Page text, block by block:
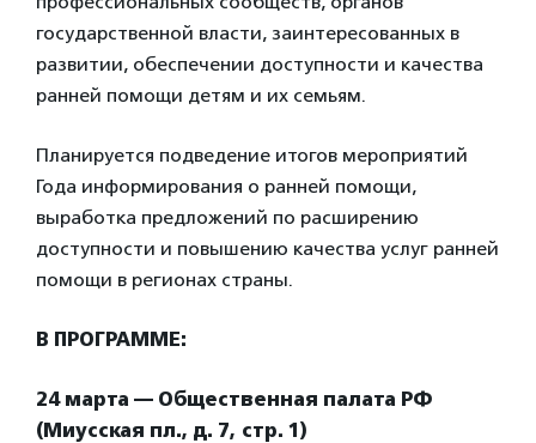
государственной власти, заинтересованных в
развитии, обеспечении доступности и качества
ранней помощи детям и их семьям.
Планируется подведение итогов мероприятий
Года информирования о ранней помощи,
выработка предложений по расширению
доступности и повышению качества услуг ранней
помощи в регионах страны.
В ПРОГРАММЕ:
24 марта — Общественная палата РФ
(Миусская пл., д. 7, стр. 1)